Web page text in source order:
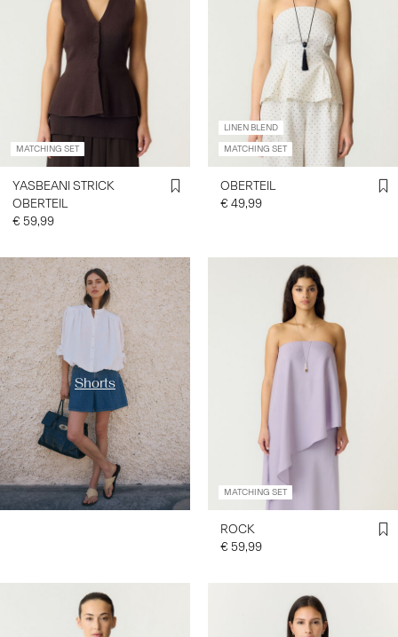
MATCHING SET
YASBEANI STRICK
OBERTEIL
€ 59,99
LINEN BLEND
MATCHING SET
OBERTEIL
€ 49,99
Shorts
https://www.y-a-s.com/de-
at/nach-kategorie-
shoppen/shorts/
MATCHING SET
ROCK
€ 59,99